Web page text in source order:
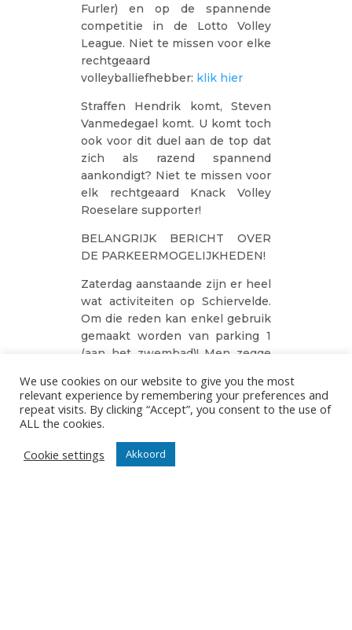
Furler) en op de spannende
competitie in de Lotto Volley
League. Niet te missen voor elke
rechtgeaard
volleyballiefhebber: klik hier
Straffen Hendrik komt, Steven
Vanmedegael komt. U komt toch
ook voor dit duel aan de top dat
zich als razend spannend
aankondigt? Niet te missen voor
elk rechtgeaard Knack Volley
Roeselare supporter!
BELANGRIJK BERICHT OVER
DE PARKEERMOGELIJKHEDEN!
Zaterdag aanstaande zijn er heel
wat activiteiten op Schiervelde.
Om die reden kan enkel gebruik
gemaakt worden van parking 1
(aan het zwembad)! Men zegge
DEEPEE 04/12/2025
We use cookies on our website to give you the most
relevant experience by remembering your preferences and
repeat visits. By clicking “Accept”, you consent to the use of
ALL the cookies.
Cookie settings
Akkoord